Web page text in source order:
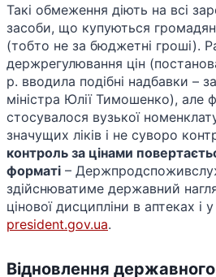
Такі обмеження діють на всі
засоби, що купуються
(тобто не за бюджетні гроші)​.
держрегулювання цін
р. вводила подібні надбавки –
міністра Юлії Тимошенко), але
стосувалося вузької
значущих ліків і не суворо
контроль за цінами
форматі –
здійснюватиме державний
цінової дисципліни в аптеках і
president.gov.ua.
Відновлення державного